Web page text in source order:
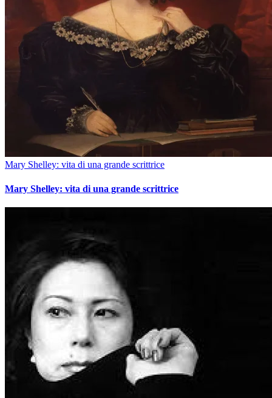
Mary Shelley: vita di una grande scrittrice
Mary Shelley: vita di una grande scrittrice